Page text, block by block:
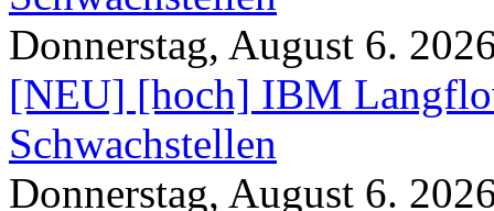
Donnerstag, August 6.
[NEU] [hoch] IBM
Schwachstellen
Donnerstag, August 6.